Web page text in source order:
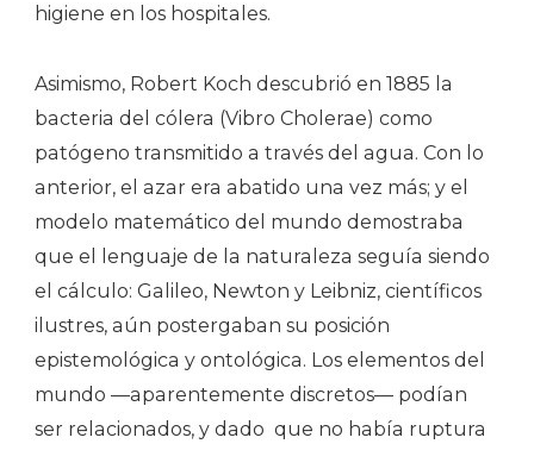
higiene en los hospitales.
Asimismo, Robert Koch descubrió en 1885 la
bacteria del cólera (Vibro Cholerae) como
patógeno transmitido a través del agua. Con lo
anterior, el azar era abatido una vez más; y el
modelo matemático del mundo demostraba
que el lenguaje de la naturaleza seguía siendo
el cálculo: Galileo, Newton y Leibniz, científicos
ilustres, aún postergaban su posición
epistemológica y ontológica. Los elementos del
mundo —aparentemente discretos— podían
ser relacionados, y dado que no había ruptura